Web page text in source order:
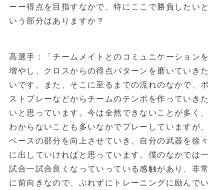
ーー得点を目指すなかで、特にここで勝負したいと
いう部分はありますか？
高選手：「チームメイトとのコミュニケーションを
増やし、クロスからの得点パターンを磨いていきた
いです。また、そこに至るまでの流れのなかで、ポ
ストプレーなどからチームのテンポを作っていきた
いと思っています。今は全然できないことが多く、
わからないことも多いなかでプレーしていますが、
ベースの部分を向上させていき、自分の武器を徐々
に出していければと思っています。僕のなかでは一
試合一試合良くなっていっている感触があり、非常
に前向きなので、ぶれずにトレーニングに励んでい